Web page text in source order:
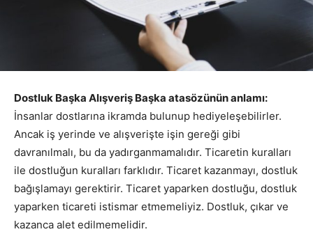
Dostluk Başka Alışveriş Başka atasözünün anlamı:
İnsanlar dostlarına ikramda bulunup hediyeleşebilirler.
Ancak iş yerinde ve alışverişte işin gereği gibi
davranılmalı, bu da yadırganmamalıdır. Ticaretin kuralları
ile dostluğun kuralları farklıdır. Ticaret kazanmayı, dostluk
bağışlamayı gerektirir. Ticaret yaparken dostluğu, dostluk
yaparken ticareti istismar etmemeliyiz. Dostluk, çıkar ve
kazanca alet edilmemelidir.